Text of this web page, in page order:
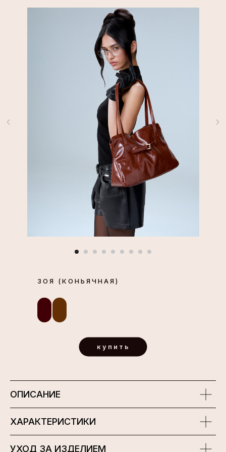
ЗОЯ (КОНЬЯЧНАЯ)
купить
ОПИСАНИЕ
ХАРАКТЕРИСТИКИ
УХОД ЗА ИЗДЕЛИЕМ